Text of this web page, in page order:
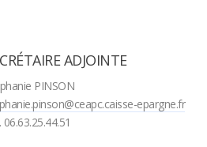
ADJOINTE
PINSON
epargne.fr
06.63.25.44.51